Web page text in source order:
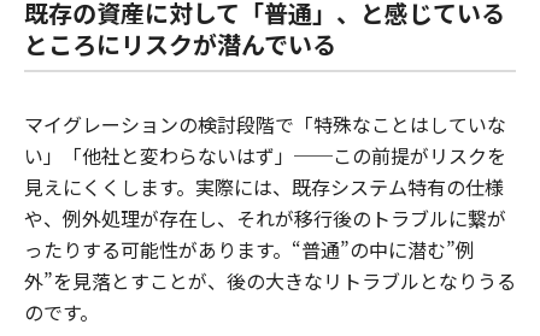
既存の資産に対して「普通」、と感じている
ところにリスクが潜んでいる
マイグレーションの検討段階で「特殊なことはしていな
い」「他社と変わらないはず」──この前提がリスクを
見えにくくします。実際には、既存システム特有の仕様
や、例外処理が存在し、それが移行後のトラブルに繋が
ったりする可能性があります。“普通”の中に潜む”例
外”を見落とすことが、後の大きなリトラブルとなりうる
のです。